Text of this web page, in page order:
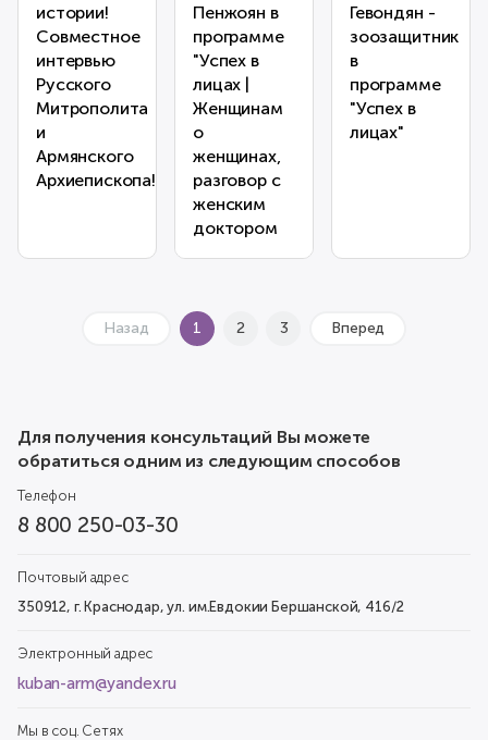
истории!
Совместное
интервью
Русского
Митрополита
и
Армянского
Архиепископа!
Пенжоян в
программе
"Успех в
лицах |
Женщинам
о
женщинах,
разговор с
женским
доктором
Гевондян -
зоозащитник
в
программе
"Успех в
лицах"
Назад 1 2 3 Вперед
Для получения консультаций Вы можете
обратиться одним из следующим способов
Телефон
8 800 250-03-30
Почтовый адрес
350912, г. Краснодар, ул. им.Евдокии Бершанской, 416/2
Электронный адрес
kuban-arm@yandex.ru
Мы в соц. Сетях